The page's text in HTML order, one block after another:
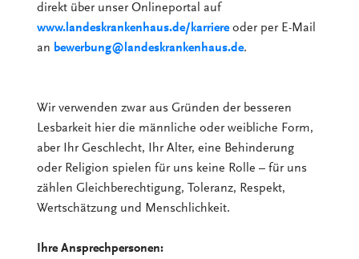
direkt über unser Onlineportal auf
www.landeskrankenhaus.de/karriereoder per E-Mail
an bewerbung@landeskrankenhaus.de.
Wir verwenden zwar aus Gründen der besseren
Lesbarkeit hier die männliche oder weibliche Form,
aber Ihr Geschlecht, Ihr Alter, eine Behinderung
oder Religion spielen für uns keine Rolle – für uns
zählen Gleichberechtigung, Toleranz, Respekt,
Wertschätzung und Menschlichkeit.
Ihre Ansprechpersonen: